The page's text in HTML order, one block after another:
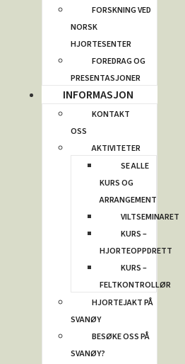
FORSKNING VED
NORSK
HJORTESENTER
FOREDRAG OG
PRESENTASJONER
INFORMASJON
KONTAKT
OSS
AKTIVITETER
SE ALLE
KURS OG
ARRANGEMENT
VILTSEMINARET
KURS –
HJORTEOPPDRETT
KURS –
FELTKONTROLLØR
HJORTEJAKT PÅ
SVANØY
BESØKE OSS PÅ
SVANØY?